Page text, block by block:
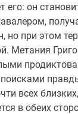
его: он
но при этом
Метания
всех близких,
в обеих